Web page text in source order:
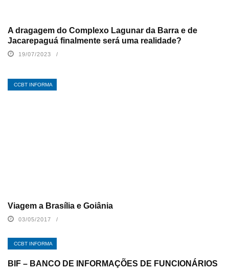
A dragagem do Complexo Lagunar da Barra e de
Jacarepaguá finalmente será uma realidade?
19/07/2023
CCBT INFORMA
Viagem a Brasília e Goiânia
03/05/2017
CCBT INFORMA
BIF – BANCO DE INFORMAÇÕES DE FUNCIONÁRIOS